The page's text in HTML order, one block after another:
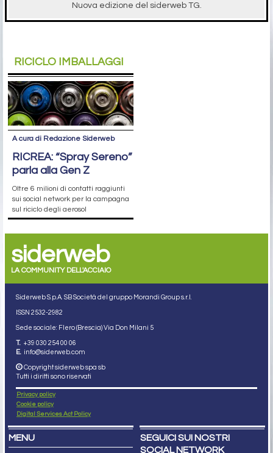
Nuova edizione del siderweb TG.
RICICLO IMBALLAGGI
A cura di Redazione Siderweb
RICREA: “Spray Sereno”
parla alla Gen Z
Oltre 6 milioni di contatti raggiunti
sui social network per la campagna
sul riciclo degli aerosol
siderweb
LA COMMUNITY DELL'ACCIAIO
Siderweb S.p.A. SB Società del gruppo Morandi Group s.r.l.
ISSN 2532-2982
Sede sociale: Flero (Brescia) Via Don Milani 5
T. +39 030 254 00 06
E. info@siderweb.com
Copyright siderweb spa sb
Tutti i diritti sono riservati
Privacy policy
Cookie policy
Digital Services Act Policy
MENU
SEGUICI SUI NOSTRI
SOCIAL NETWORK